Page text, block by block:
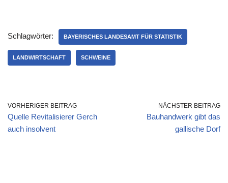
Schlagwörter: BAYERISCHES LANDESAMT FÜR STATISTIK
LANDWIRTSCHAFT SCHWEINE
VORHERIGER BEITRAG
Quelle Revitalisierer Gerch
auch insolvent
NÄCHSTER BEITRAG
Bauhandwerk gibt das
gallische Dorf